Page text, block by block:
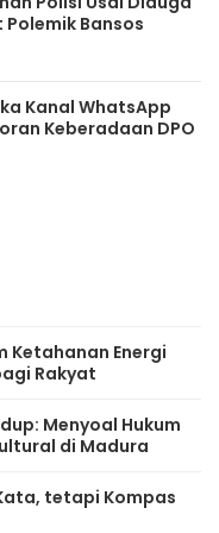
Bansos
Kanal WhatsApp
Keberadaan DPO
Ketahanan Energi
Rakyat
Menyoal Hukum
di Madura
tetapi Kompas